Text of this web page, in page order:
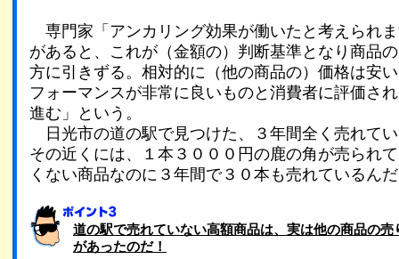
専門家「アンカリング効果が働いたと考えられ
があると、これが（金額の）判断基準となり商品
方に引きずる。相対的に（他の商品の）価格は安
フォーマンスが非常に良いものと消費者に評価さ
進む」という。
日光市の道の駅で見つけた、３年間全く売れて
その近くには、１本３０００円の鹿の角が売られ
くない商品なのに３年間で３０本も売れているん
道の駅で売れていない高額商品は、実は他の商品の売
があったのだ！